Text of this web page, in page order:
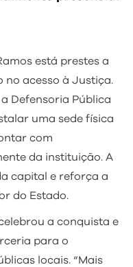
está prestes a
acesso à Justiça.
Defensoria Pública
uma sede física
com
da instituição. A
capital e reforça a
do Estado.
a conquista e
para o
locais. “Mais